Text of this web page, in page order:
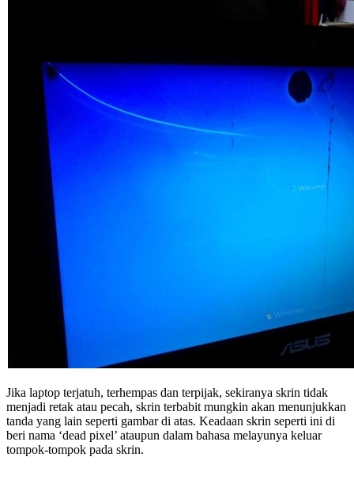
Jika laptop terjatuh, terhempas dan terpijak, sekiranya skrin tidak
menjadi retak atau pecah, skrin terbabit mungkin akan menunjukkan
tanda yang lain seperti gambar di atas. Keadaan skrin seperti ini di
beri nama ‘dead pixel’ ataupun dalam bahasa melayunya keluar
tompok-tompok pada skrin.